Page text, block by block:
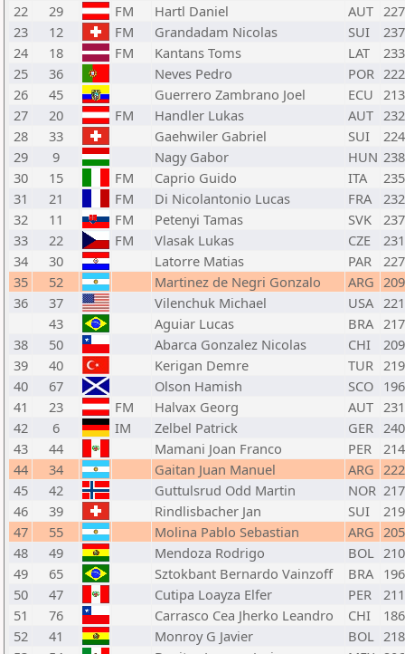
22
29 FM Hartl Daniel AUT
23
12 FM Grandadam Nicolas SUI
24
18 FM Kantans Toms LAT
25
36 Neves Pedro POR
26
45 Guerrero Zambrano Joel ECU
27
20 FM Handler Lukas AUT
28
33 Gaehwiler Gabriel SUI
29
9 Nagy Gabor HUN
30
15 FM Caprio Guido ITA
31
21 FM Di Nicolantonio Lucas FRA
32
11 FM Petenyi Tamas SVK
33
22 FM Vlasak Lukas CZE
34
30 Latorre Matias PAR
35
52 Martinez de Negri Gonzalo ARG
36
37 Vilenchuk Michael USA
43
Aguiar Lucas BRA
38
50 Abarca Gonzalez Nicolas CHI
39
40 Kerigan Demre TUR
40
67 Olson Hamish SCO
41
23 FM Halvax Georg AUT
42
6 IM Zelbel Patrick GER
43
44 Mamani Joan Franco PER
44
34 Gaitan Juan Manuel ARG
45
42 Guttulsrud Odd Martin NOR
46
39 Rindlisbacher Jan SUI
47
55 Molina Pablo Sebastian ARG
48
49 Mendoza Rodrigo BOL
49
65 Sztokbant Bernardo Vainzoff BRA
50
47 Cutipa Loayza Elfer PER
51
76 Carrasco Cea Jherko Leandro CHI
52
41 Monroy G Javier BOL